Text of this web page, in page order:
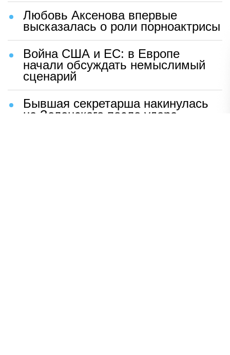
Любовь Аксенова впервые
высказалась о роли порноактрисы
Война США и ЕС: в Европе
начали обсуждать немыслимый
сценарий
Бывшая секретарша накинулась
на Зеленского после удара